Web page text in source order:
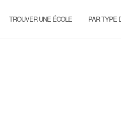
TROUVER UNE ÉCOLE PAR TYPE